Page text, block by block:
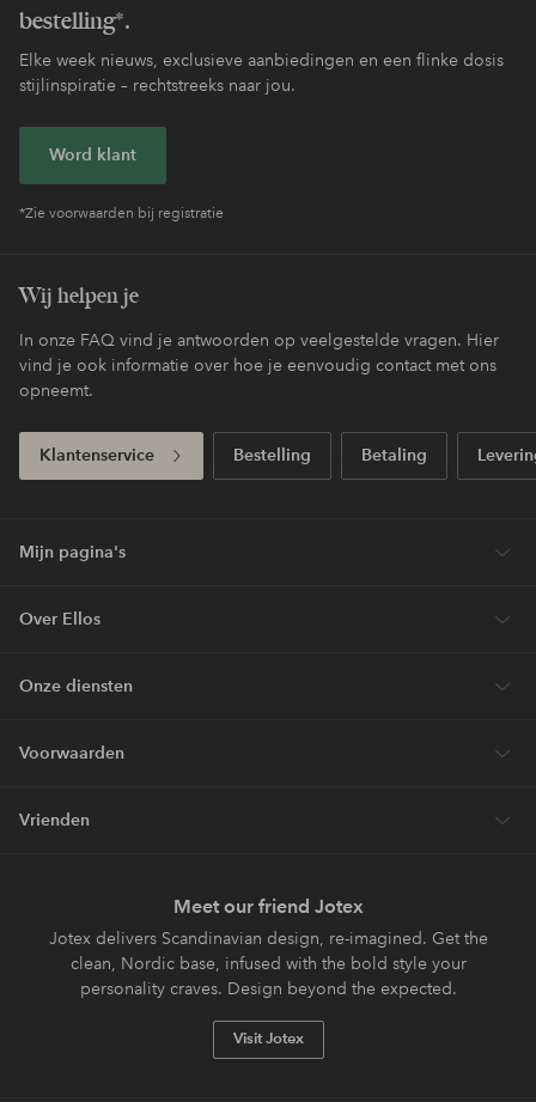
bestelling*.
Elke week nieuws, exclusieve aanbiedingen en een flinke dosis
stijlinspiratie – rechtstreeks naar jou.
Word klant
*Zie voorwaarden bij registratie
Wij helpen je
In onze FAQ vind je antwoorden op veelgestelde vragen. Hier
vind je ook informatie over hoe je eenvoudig contact met ons
opneemt.
Klantenservice Bestelling Betaling
Mijn pagina's
Over Ellos
Onze diensten
Voorwaarden
Vrienden
Meet our friend Jotex
Jotex delivers Scandinavian design, re-imagined. Get the
clean, Nordic base, infused with the bold style your
personality craves. Design beyond the expected.
Visit Jotex